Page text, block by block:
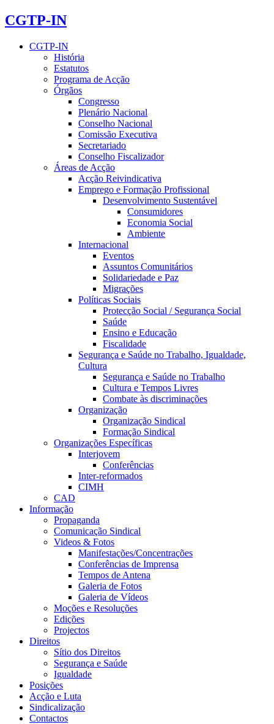
CGTP-IN
CGTP-IN
História
Estatutos
Programa de Acção
Órgãos
Congresso
Plenário Nacional
Conselho Nacional
Comissão Executiva
Secretariado
Conselho Fiscalizador
Áreas de Acção
Acção Reivindicativa
Emprego e Formação Profissional
Desenvolvimento Sustentável
Consumidores
Economia Social
Ambiente
Internacional
Eventos
Assuntos Comunitários
Solidariedade e Paz
Migrações
Políticas Sociais
Protecção Social / Segurança Social
Saúde
Ensino e Educação
Fiscalidade
Segurança e Saúde no Trabalho, Igualdade,
Cultura
Segurança e Saúde no Trabalho
Cultura e Tempos Livres
Combate às discriminações
Organização
Organização Sindical
Formação Sindical
Organizações Específicas
Interjovem
Conferências
Inter-reformados
CIMH
CAD
Informação
Propaganda
Comunicação Sindical
Videos & Fotos
Manifestações/Concentrações
Conferências de Imprensa
Tempos de Antena
Galeria de Fotos
Galeria de Vídeos
Moções e Resoluções
Edições
Projectos
Direitos
Sítio dos Direitos
Segurança e Saúde
Igualdade
Posições
Acção e Luta
Sindicalização
Contactos